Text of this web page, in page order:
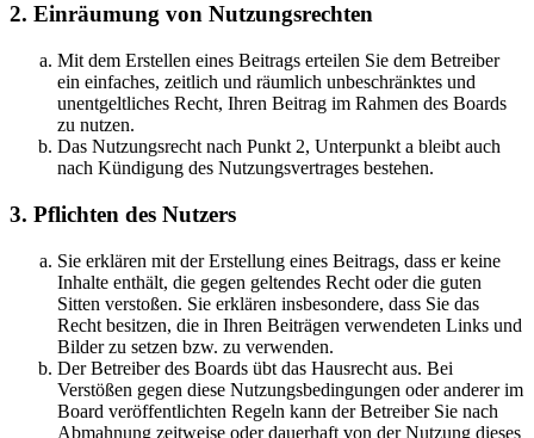
2. Einräumung von Nutzungsrechten
Mit dem Erstellen eines Beitrags erteilen Sie dem Betreiber
ein einfaches, zeitlich und räumlich unbeschränktes und
unentgeltliches Recht, Ihren Beitrag im Rahmen des Boards
zu nutzen.
Das Nutzungsrecht nach Punkt 2, Unterpunkt a bleibt auch
nach Kündigung des Nutzungsvertrages bestehen.
3. Pflichten des Nutzers
Sie erklären mit der Erstellung eines Beitrags, dass er keine
Inhalte enthält, die gegen geltendes Recht oder die guten
Sitten verstoßen. Sie erklären insbesondere, dass Sie das
Recht besitzen, die in Ihren Beiträgen verwendeten Links und
Bilder zu setzen bzw. zu verwenden.
Der Betreiber des Boards übt das Hausrecht aus. Bei
Verstößen gegen diese Nutzungsbedingungen oder anderer im
Board veröffentlichten Regeln kann der Betreiber Sie nach
Abmahnung zeitweise oder dauerhaft von der Nutzung dieses